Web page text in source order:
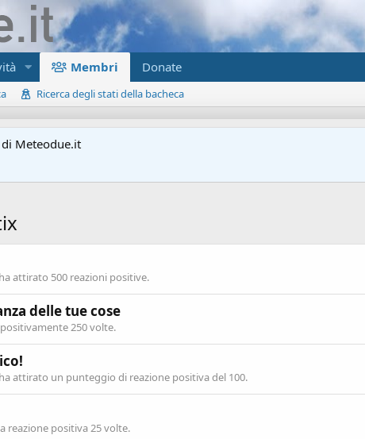
Membri Donate
Ricerca degli stati della bacheca
Meteodue.it
attirato 500 reazioni positive.
delle tue cose
250 volte.
attirato un punteggio di reazione positiva del 100.
reazione positiva 25 volte.